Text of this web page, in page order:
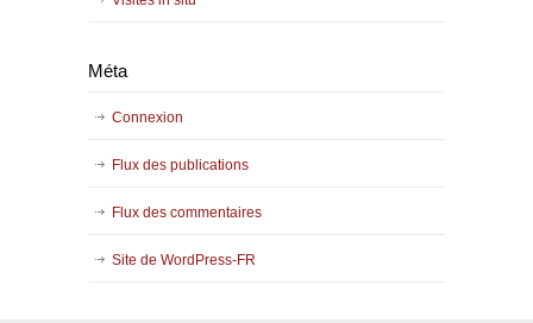
Méta
Connexion
Flux des publications
Flux des commentaires
Site de WordPress-FR